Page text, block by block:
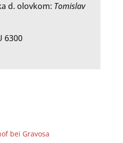
d. olovkom: Tomislav
6300
bei Gravosa